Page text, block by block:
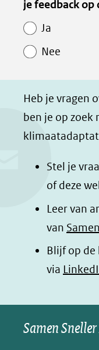
e
a
b
o
o
in
naar
een
e
i
d
I
in
van
je feedback op
Ja
Nee
Heb je vragen
ben je op zoek
Stel je
of deze
Leer van
van
Blijf op
via
Samen